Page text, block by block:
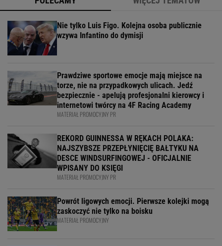
Nie tylko Luis Figo. Kolejna osoba publicznie
wzywa Infantino do dymisji
Prawdziwe sportowe emocje mają miejsce na
torze, nie na przypadkowych ulicach. Jedź
bezpiecznie - apelują profesjonalni kierowcy i
internetowi twórcy na 4F Racing Academy
MATERIAŁ PROMOCYJNY PR
REKORD GUINNESSA W RĘKACH POLAKA:
NAJSZYBSZE PRZEPŁYNIĘCIĘ BAŁTYKU NA
DESCE WINDSURFINGOWEJ - OFICJALNIE
WPISANY DO KSIĘGI
MATERIAŁ PROMOCYJNY PR
Powrót ligowych emocji. Pierwsze kolejki mogą
zaskoczyć nie tylko na boisku
MATERIAŁ PROMOCYJNY